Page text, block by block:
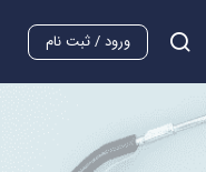
ورود / ثبت نام